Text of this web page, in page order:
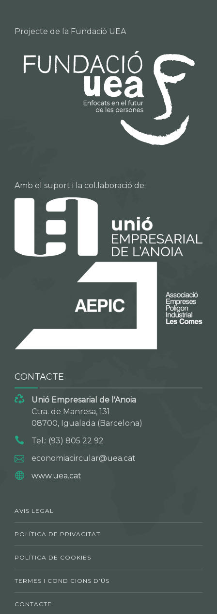
Projecte de la Fundació UEA
Amb el suport i la col.laboració de:
CONTACTE
Unió Empresarial de l'Anoia
Ctra. de Manresa, 131
08700, Igualada (Barcelona)
Tel.: (93) 805 22 92
economiacircular@uea.cat
www.uea.cat
AVIS LEGAL
POLÍTICA DE PRIVACITAT
POLÍTICA DE COOKIES
TERMES I CONDICIONS D’ÚS
CONTACTE